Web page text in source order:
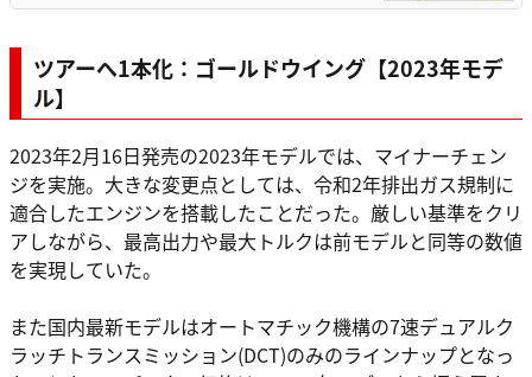
ツアーへ1本化：ゴールドウイング【2023年モデ
ル】
2023年2月16日発売の2023年モデルでは、マイナーチェン
ジを実施。大きな変更点としては、令和2年排出ガス規制に
適合したエンジンを搭載したことだった。厳しい基準をクリ
アしながら、最高出力や最大トルクは前モデルと同等の数値
を実現していた。
また国内最新モデルはオートマチック機構の7速デュアルク
ラッチトランスミッション(DCT)のみのラインナップとなっ